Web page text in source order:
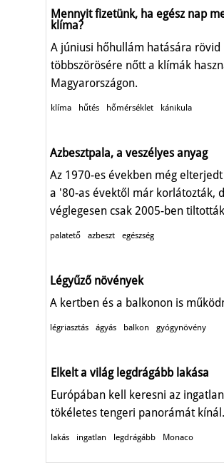
Mennyit fizetünk, ha egész nap
klíma?
A júniusi hőhullám hatására
többszörösére nőtt a klímák
Magyarországon.
klíma hűtés hőmérséklet kánikula
Azbesztpala, a veszélyes anyag
Az 1970-es években még
a '80-as évektől már korlátozták,
véglegesen csak 2005-ben
palatető azbeszt egészség
Légyűző növények
A kertben és a balkonon is
légriasztás ágyás balkon gyógynövény
Elkelt a világ legdrágább lakása
Európában kell keresni az
tökéletes tengeri panorámát kínál.
lakás ingatlan legdrágább Monaco